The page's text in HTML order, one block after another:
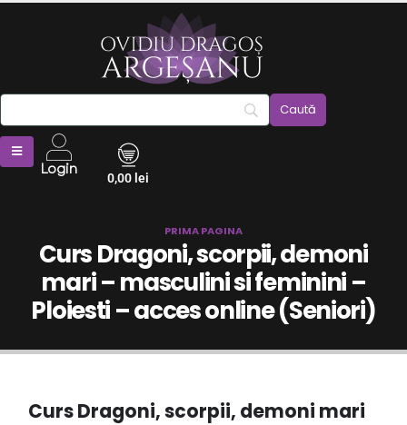
Login 0,00 lei
PRIMA PAGINA
Curs Dragoni, scorpii, demoni
mari – masculini si feminini –
Ploiesti – acces online (Seniori)
Curs Dragoni, scorpii, demoni mari